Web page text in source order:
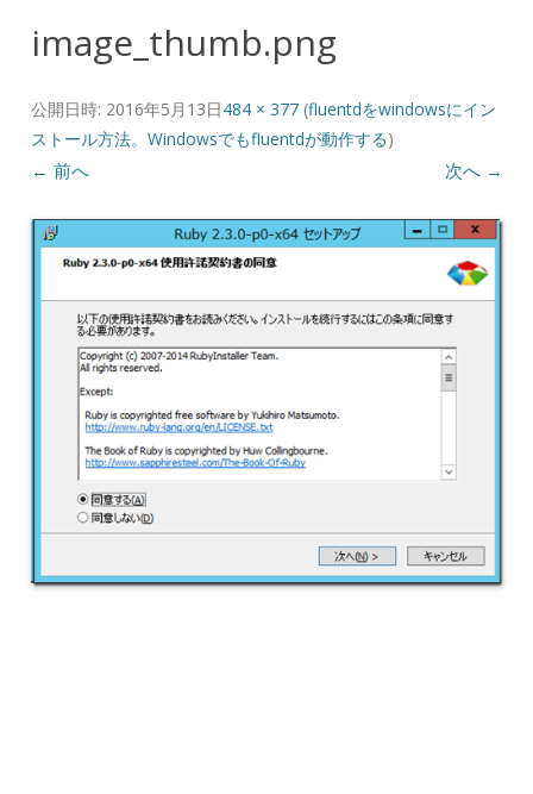
image_thumb.png
公開日時: 2016年5月13日484 × 377(fluentdをwindowsにイン
ストール方法。Windowsでもfluentdが動作する)
← 前へ 次へ →